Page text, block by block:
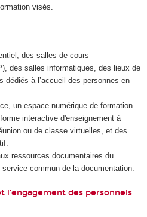
visés.
des salles de cours
des salles informatiques, des lieux de
à l’accueil des personnes en
un espace numérique de formation
interactive d'enseignement à
ou de classe virtuelles, et des
ressources documentaires du
commun de la documentation.
l’engagement des personnels